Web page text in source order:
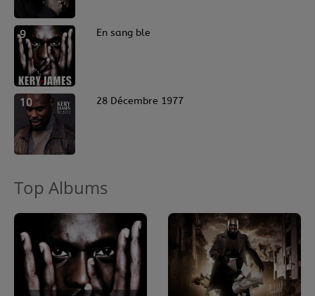
9 En sang ble
10 28 Décembre 1977
Top Albums